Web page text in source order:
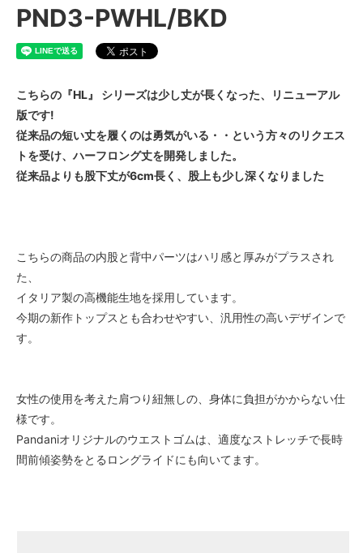
PND3-PWHL/BKD
こちらの『HL』 シリーズは少し丈が長くなった、リニューアル
版です!
従来品の短い丈を履くのは勇気がいる・・という方々のリクエス
トを受け、ハーフロング丈を開発しました。
従来品よりも股下丈が6cm長く、股上も少し深くなりました
こちらの商品の内股と背中パーツはハリ感と厚みがプラスされ
た、
イタリア製の高機能生地を採用しています。
今期の新作トップスとも合わせやすい、汎用性の高いデザインで
す。
女性の使用を考えた肩つり紐無しの、身体に負担がかからない仕
様です。
Pandaniオリジナルのウエストゴムは、適度なストレッチで長時
間前傾姿勢をとるロングライドにも向いてます。